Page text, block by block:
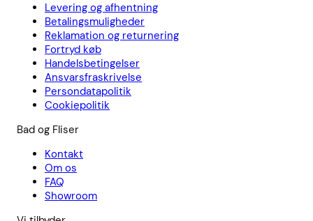
Levering og afhentning
Betalingsmuligheder
Reklamation og returnering
Fortryd køb
Handelsbetingelser
Ansvarsfraskrivelse
Persondatapolitik
Cookiepolitik
Bad og Fliser
Kontakt
Om os
FAQ
Showroom